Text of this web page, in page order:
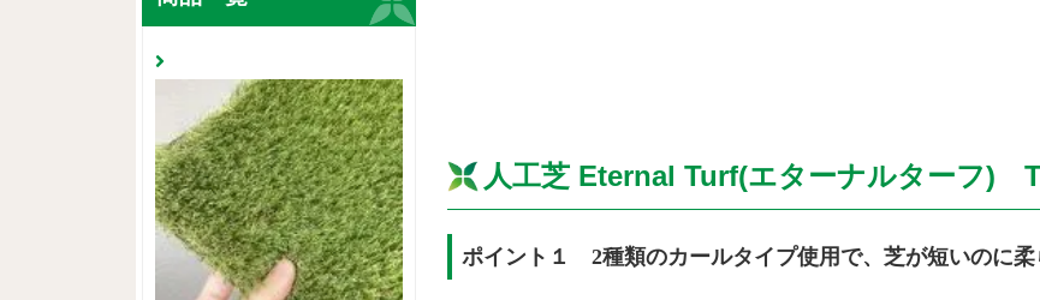
人工芝 Eternal Turf(エターナルターフ)
ポイント１ 2種類のカールタイプ使用で、芝が短いのに柔